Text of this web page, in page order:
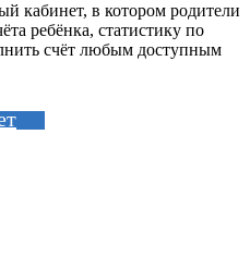
кабинет, в котором родители
ребёнка, статистику по
счёт любым доступным